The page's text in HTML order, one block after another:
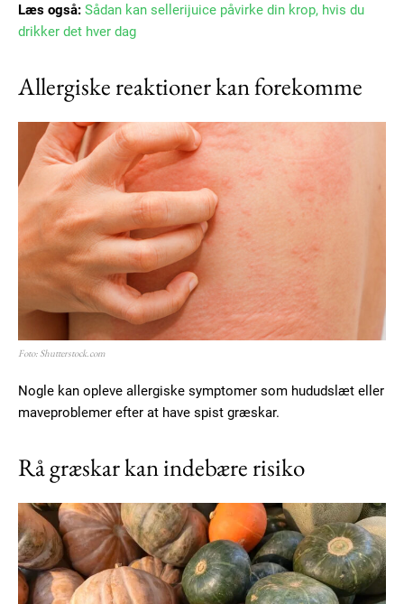
Læs også: Sådan kan sellerijuice påvirke din krop, hvis du
drikker det hver dag
Allergiske reaktioner kan forekomme
Foto: Shutterstock.com
Nogle kan opleve allergiske symptomer som hududslæt eller
maveproblemer efter at have spist græskar.
Rå græskar kan indebære risiko